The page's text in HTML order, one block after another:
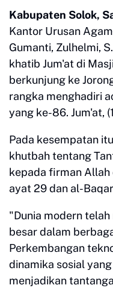
Kabupaten Solok,
Kantor Urusan
Gumanti, Zulhelmi,
khatib Jum'at di
berkunjung ke
rangka menghadiri
yang ke-86. Jum'at,
Pada kesempatan
khutbah tentang
kepada firman
ayat 29 dan al-
"Dunia modern
besar dalam
Perkembangan
dinamika sosial
menjadikan